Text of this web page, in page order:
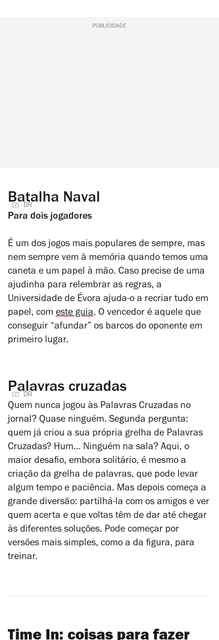
PUBLICIDADE
Batalha Naval
DR
Para dois jogadores
É um dos jogos mais populares de sempre, mas
nem sempre vem à memória quando temos uma
caneta e um papel à mão. Caso precise de uma
ajudinha para relembrar as regras, a
Universidade de Évora ajuda-o a recriar tudo em
papel, com este guia. O vencedor é aquele que
conseguir “afundar” os barcos do oponente em
primeiro lugar.
Palavras cruzadas
DR
Quem nunca jogou às Palavras Cruzadas no
jornal? Quase ninguém. Segunda pergunta:
quem já criou a sua própria grelha de Palavras
Cruzadas? Hum... Ninguém na sala? Aqui, o
maior desafio, embora solitário, é mesmo a
criação da grelha de palavras, que pode levar
algum tempo e paciência. Mas depois começa a
grande diversão: partilhá-la com os amigos e ver
quem acerta e que voltas têm de dar até chegar
às diferentes soluções. Pode começar por
versões mais simples, como a da figura, para
treinar.
Time In: coisas para fazer